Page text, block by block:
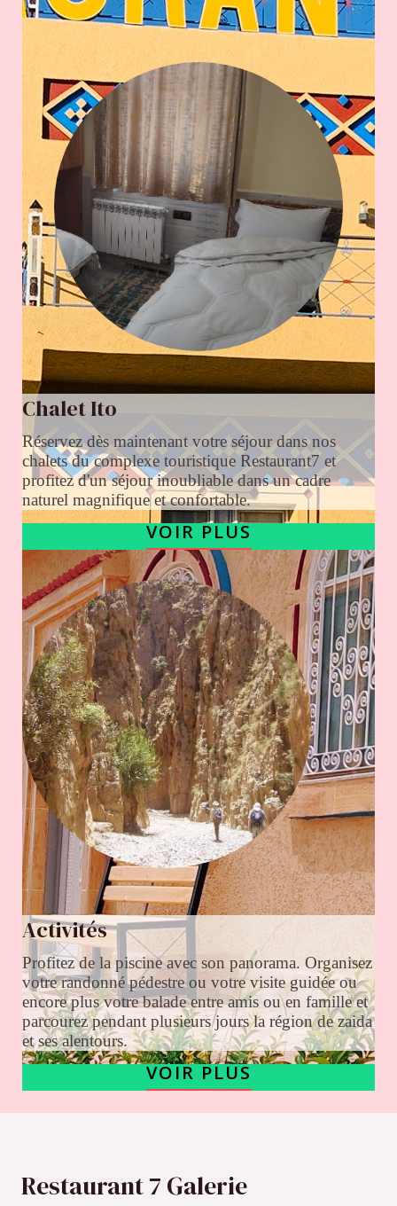
Chalet Ito
Réservez dès maintenant votre séjour dans nos
chalets du complexe touristique Restaurant7 et
profitez d'un séjour inoubliable dans un cadre
naturel magnifique et confortable.
VOIR PLUS
Activités
Profitez de la piscine avec son panorama. Organisez
votre randonné pédestre ou votre visite guidée ou
encore plus votre balade entre amis ou en famille et
parcourez pendant plusieurs jours la région de zaida
et ses alentours.
VOIR PLUS
Restaurant 7 Galerie